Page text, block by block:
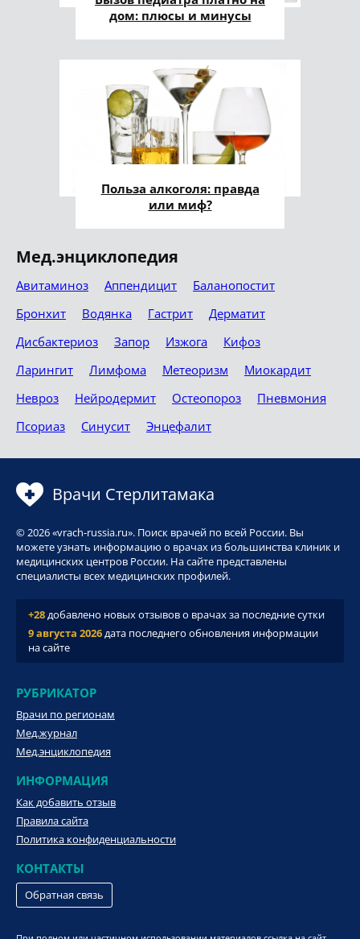
дом: плюсы и минусы
Польза алкоголя: правда
или миф?
Мед.энциклопедия
Авитаминоз Аппендицит
Баланопостит
Бронхит
Водянка Гастрит
Дерматит
Дисбактериоз
Запор Изжога
Кифоз
Ларингит
Лимфома Метеоризм
Миокардит
Невроз
Нейродермит Остеопороз
Пневмония
Псориаз
Синусит Энцефалит
Врачи Стерлитамака
© 2026 «vrach-russia.ru». Поиск врачей по всей России. Вы
можете узнать информацию о врачах из большинства клиник и
медицинских центров России. На сайте представлены
специалисты всех медицинских профилей.
+28добавлено новых отзывов о врачах за последние сутки
9 августа 2026дата последнего обновления информации
на сайте
РУБРИКАТОР
Врачи по регионам
Мед.журнал
Мед.энциклопедия
ИНФОРМАЦИЯ
Как добавить отзыв
Правила сайта
Политика конфиденциальности
КОНТАКТЫ
Обратная связь